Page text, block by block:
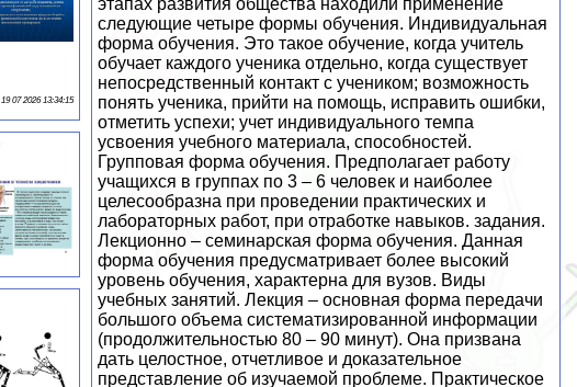
следующие четыре формы обучения. Индивидуальная
форма обучения. Это такое обучение, когда учитель
обучает каждого ученика отдельно, когда существует
непосредственный контакт с учеником; возможность
понять ученика, прийти на помощь, исправить ошибки,
отметить успехи; учет индивидуального темпа
усвоения учебного материала, способностей.
Групповая форма обучения. Предполагает работу
учащихся в группах по 3 – 6 человек и наиболее
целесообразна при проведении практических и
лабораторных работ, при отработке навыков. задания.
Лекционно – семинарская форма обучения. Данная
форма обучения предусматривает более высокий
уровень обучения, характерна для вузов. Виды
учебных занятий. Лекция – основная форма передачи
большого объема систематизированной информации
(продолжительностью 80 – 90 минут). Она призвана
дать целостное, отчетливое и доказательное
представление об изучаемой проблеме. Практическое
19 07 2026 13:34:15